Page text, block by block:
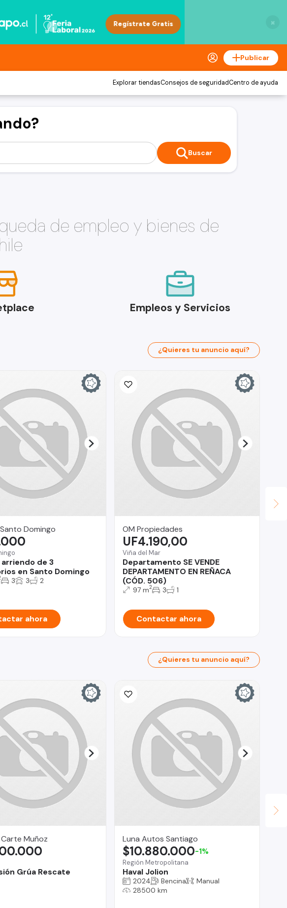
×
Publicar
Explorar tiendasConsejos de seguridadCentro de ayuda
Buscar
de empleo y bienes de
Empleos y Servicios
¿Quieres tu anuncio aquí?
Domingo
arriendo de 3
en Santo Domingo
3 3 2
ahora
OM Propiedades
Viña del Mar
Departamento SE VENDE
DEPARTAMENTO EN REÑACA
(CÓD. 506)
UF4.190,00
97 m2 3 1
Contactar ahora
¿Quieres tu anuncio aquí?
Carte Muñoz
Grúa Rescate
Luna Autos Santiago
Región Metropolitana
Haval Jolion
$10.880.000-1%
2024 Bencina
Manual
28500 km